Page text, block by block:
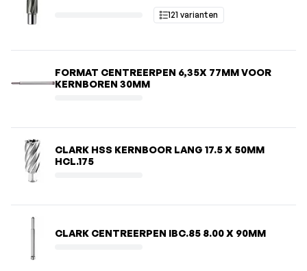
121 varianten
FORMAT CENTREERPEN 6,35X 77MM VOOR
KERNBOREN 30MM
CLARK HSS KERNBOOR LANG 17.5 X 50MM
HCL.175
CLARK CENTREERPEN IBC.85 8.00 X 90MM